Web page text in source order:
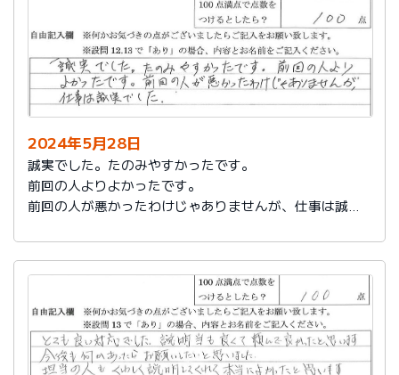
2024年5月28日
誠実でした。たのみやすかったです。
前回の人よりよかったです。
前回の人が悪かったわけじゃありませんが、仕事は誠実